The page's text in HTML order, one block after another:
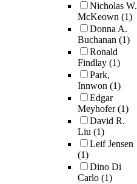
Nicholas W.
McKeown (1)
Donna A.
Buchanan (1)
Ronald
Findlay (1)
Park,
Innwon (1)
Edgar
Meyhofer(1)
David R.
Liu (1)
Leif Jensen
(1)
Dino Di
Carlo (1)